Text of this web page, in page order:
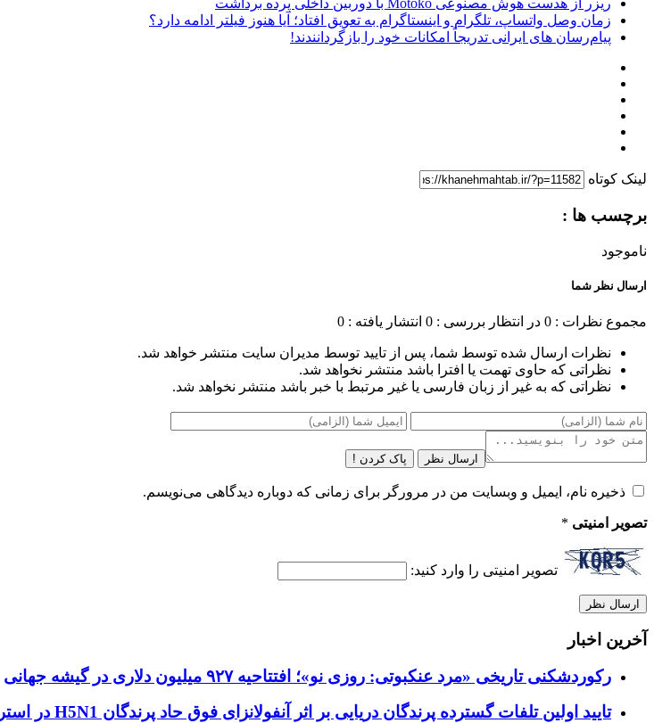
ریزر از هدست هوش مصنوعی Motoko با دوربین داخلی پرده برداشت
زمان وصل واتساپ، تلگرام و اینستاگرام به تعویق افتاد؛ آیا هنوز فیلتر ادامه دارد؟
پیام‌رسان‌ های ایرانی تدریجاً امکانات خود را بازگردانندند!
لینک کوتاه
برچسب ها :
ناموجود
ارسال نظر شما
مجموع نظرات : 0 در انتظار بررسی : 0 انتشار یافته : 0
نظرات ارسال شده توسط شما، پس از تایید توسط مدیران سایت منتشر خواهد شد.
نظراتی که حاوی تهمت یا افترا باشد منتشر نخواهد شد.
نظراتی که به غیر از زبان فارسی یا غیر مرتبط با خبر باشد منتشر نخواهد شد.
ارسال نظر پاک کردن !
ذخیره نام، ایمیل و وبسایت من در مرورگر برای زمانی که دوباره دیدگاهی می‌نویسم.
تصویر امنیتی *
تصویر امنیتی را وارد کنید:
آخرین اخبار
رکوردشکنی تاریخی «مرد عنکبوتی: روزی نو»؛ افتتاحیه ۹۲۷ میلیون دلاری در گیشه جهانی
تایید اولین تلفات گسترده پرندگان دریایی بر اثر آنفولانزای فوق حاد پرندگان H5N1 در استرالیا